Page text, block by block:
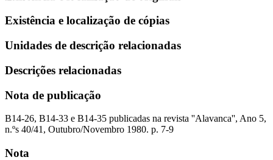
Existência e localização de cópias
Unidades de descrição relacionadas
Descrições relacionadas
Nota de publicação
B14-26, B14-33 e B14-35 publicadas na revista ''Alavanca'', Ano 5,
n.ºs 40/41, Outubro/Novembro 1980. p. 7-9
Nota